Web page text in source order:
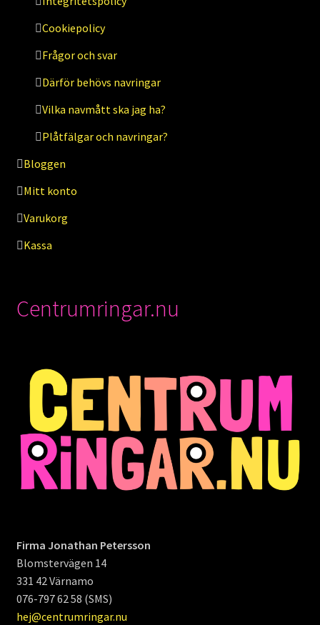
Cookiepolicy
Frågor och svar
Därför behövs navringar
Vilka navmått ska jag ha?
Plåtfälgar och navringar?
Bloggen
Mitt konto
Varukorg
Kassa
Centrumringar.nu
Firma Jonathan Petersson
Blomstervägen 14
331 42 Värnamo
076-797 62 58 (SMS)
hej@centrumringar.nu